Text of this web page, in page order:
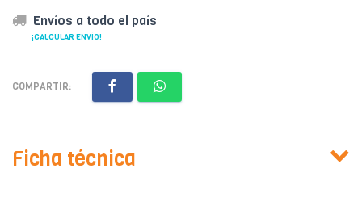
Envíos a todo el país
¡CALCULAR ENVÍO!
COMPARTIR:
Ficha técnica